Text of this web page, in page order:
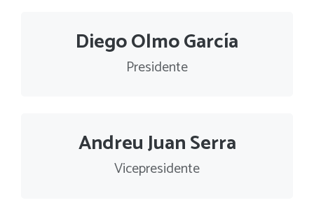
Diego Olmo García
Presidente
Andreu Juan Serra
Vicepresidente